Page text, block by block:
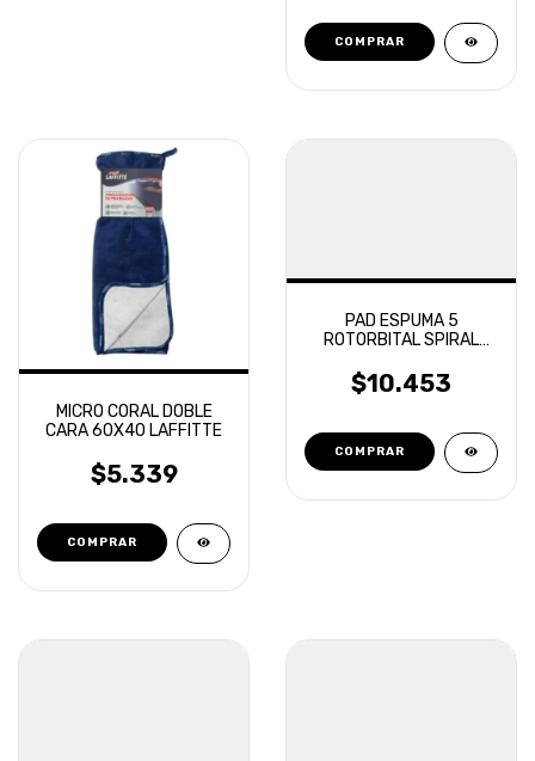
MICRO CORAL DOBLE
CARA 60X40 LAFFITTE
$5.339
PAD ESPUMA 5
ROTORBITAL SPIRAL
OVERCARS
$10.453